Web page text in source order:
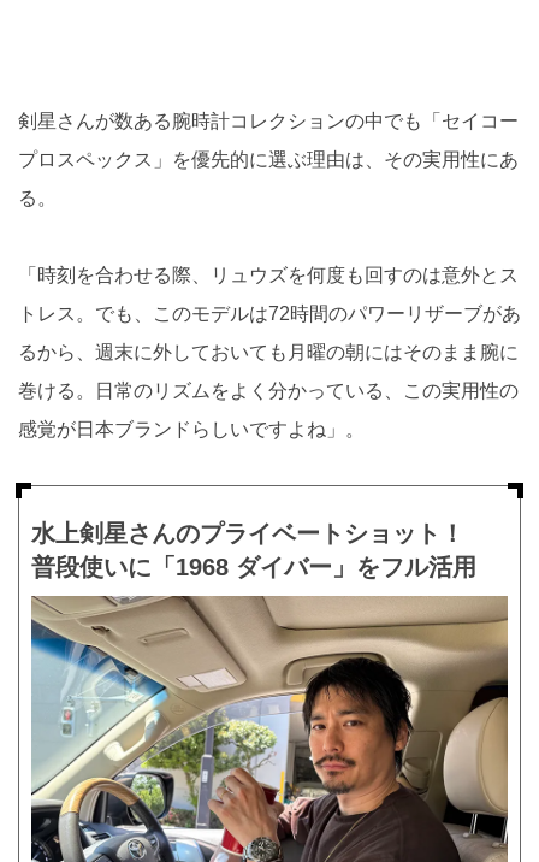
剣星さんが数ある腕時計コレクションの中でも「セイコー
プロスペックス」を優先的に選ぶ理由は、その実用性にあ
る。
「時刻を合わせる際、リュウズを何度も回すのは意外とス
トレス。でも、このモデルは72時間のパワーリザーブがあ
るから、週末に外しておいても月曜の朝にはそのまま腕に
巻ける。日常のリズムをよく分かっている、この実用性の
感覚が日本ブランドらしいですよね」。
水上剣星さんのプライベートショット！
普段使いに「1968 ダイバー」をフル活用